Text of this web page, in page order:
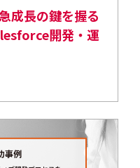
成長の鍵を握る
開発・運